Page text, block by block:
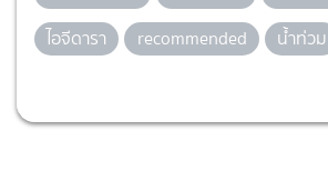
ไอจีดารา
recommended น้ำท่วม